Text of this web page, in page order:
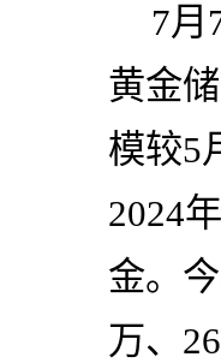
7月
黄金
模较5
2024
金。
万、